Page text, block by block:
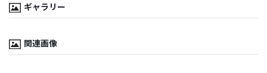
ギャラリー
関連画像